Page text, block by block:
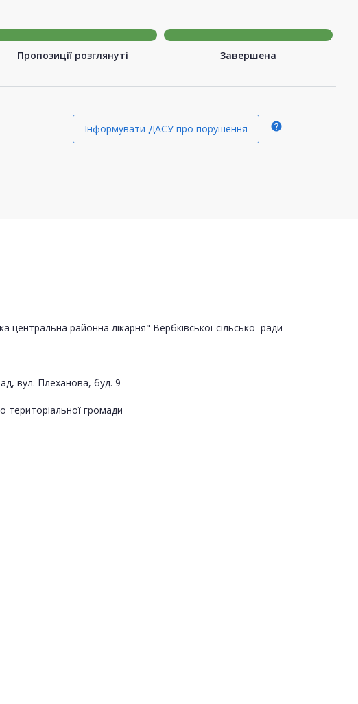
Пропозиції розглянуті Завершена
Інформувати ДАСУ про порушення help
вул. Плеханова, буд. 9
громади